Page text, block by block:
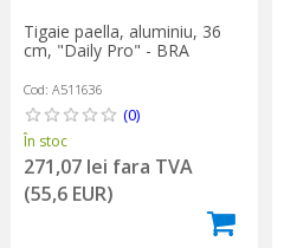
Tigaie paella, aluminiu, 36
cm, "Daily Pro" - BRA
Cod: A511636
(0)
În stoc
271,07 lei fara TVA
(55,6 EUR)